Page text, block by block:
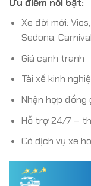
Ưu điểm nổi bật:
Xe đời mới:
Sedona,
Giá cạnh tranh
Tài xế kinh
Nhận hợp
Hỗ trợ 24/7 –
Có dịch vụ xe